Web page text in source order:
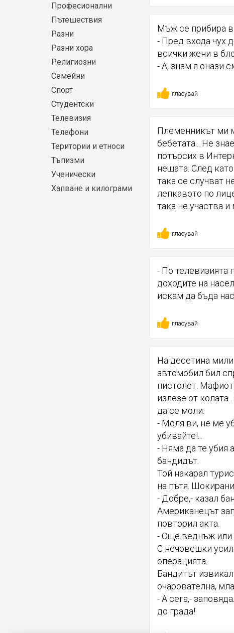
Професионални
Пътешествия
Разни
Разни хора
Религиозни
Семейни
Спорт
Студентски
Телевизия
Телефони
Територии и етноси
Тъпизми
Ученически
Хапване и килограми
Мъж се прибира
- Пред входа чух
всички жени в
- А, знам я онази
гласувай
Племенникът ми
бебетата... Не
потърсих в
нещата. След
така се случват
лепкавото по
така не участва и
гласувай
- По телевизията
доходите на
искам да бъда
гласувай
На десетина
автомобил бил
пистолет.
излезе от
да се моли:
- Моля ви, не ме
убивайте!...
- Няма да те убия
бандидът.
Той накарал
на пътя.
- Добре,- казал
Американецът
повторил акта.
- Още веднъж или
С нечовешки
операцията.
Бандитът
очарователна,
- А сега,-
до града!